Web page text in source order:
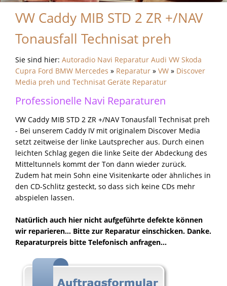
VW Caddy MIB STD 2 ZR +/NAV
Tonausfall Technisat preh
Sie sind hier: Autoradio Navi Reparatur Audi VW Skoda
Cupra Ford BMW Mercedes » Reparatur » VW » Discover
Media preh und Technisat Geräte Reparatur
Professionelle Navi Reparaturen
VW Caddy MIB STD 2 ZR +/NAV Tonausfall Technisat preh
- Bei unserem Caddy IV mit originalem Discover Media
setzt zeitweise der linke Lautsprecher aus. Durch einen
leichten Schlag gegen die linke Seite der Abdeckung des
Mitteltunnels kommt der Ton dann wieder zurück.
Zudem hat mein Sohn eine Visitenkarte oder ähnliches in
den CD-Schlitz gesteckt, so dass sich keine CDs mehr
abspielen lassen.
Natürlich auch hier nicht aufgeführte defekte können
wir reparieren... Bitte zur Reparatur einschicken. Danke.
Reparaturpreis bitte Telefonisch anfragen...